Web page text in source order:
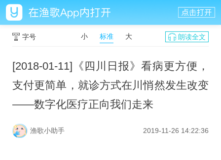
字号 小 标准 大 朗读全文
[2018-01-11]《四川日报》看病更方便，
支付更简单，就诊方式在川悄然发生改变
——数字化医疗正向我们走来
渔歌小助手 2019-11-26 14:22:36